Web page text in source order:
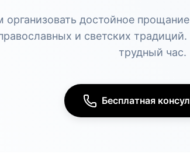
достойное
и светских
трудный час.
Бесплатная